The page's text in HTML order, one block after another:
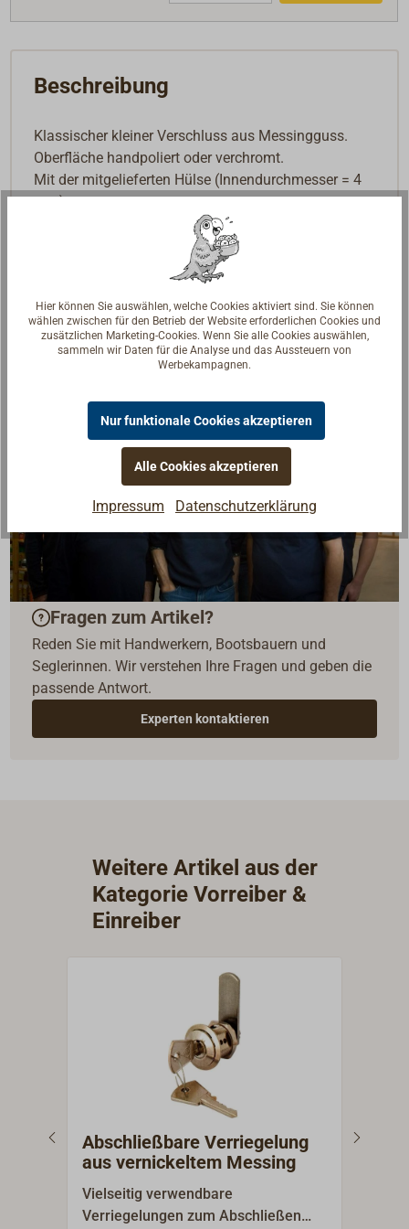
Beschreibung
Klassischer kleiner Verschluss aus Messingguss.
Oberfläche handpoliert oder verchromt.
Mit der mitgelieferten Hülse (Innendurchmesser = 4
mm)
können nach dem Schwerkraftprinzip kleine
Schubladen oder Klappen verschlossen werden.
Fragen zum Artikel?
Reden Sie mit Handwerkern, Bootsbauern und
Seglerinnen. Wir verstehen Ihre Fragen und geben die
passende Antwort.
Experten kontaktieren
Weitere Artikel aus der
Kategorie Vorreiber &
Einreiber
Abschließbare Verriegelung
aus vernickeltem Messing
Vielseitig verwendbare
Verriegelungen zum Abschließen
Hier können Sie auswählen, welche Cookies aktiviert sind. Sie können
wählen zwischen für den Betrieb der Website erforderlichen Cookies und
zusätzlichen Marketing-Cookies. Wenn Sie alle Cookies auswählen,
sammeln wir Daten für die Analyse und das Aussteuern von
Werbekampagnen.
Nur funktionale Cookies akzeptieren
Alle Cookies akzeptieren
Impressum Datenschutzerklärung